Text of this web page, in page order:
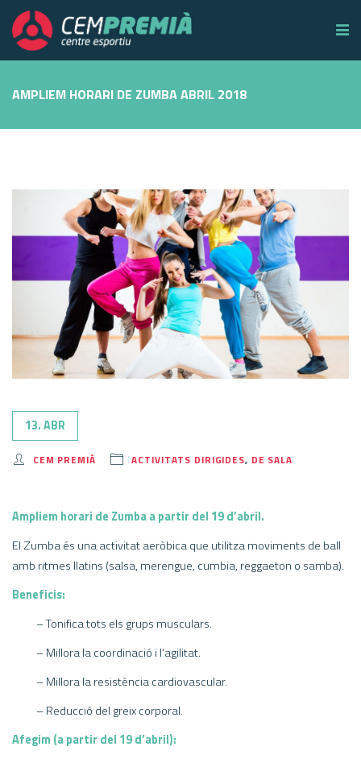
AMPLIEM HORARI DE ZUMBA ABRIL 2018
13. ABR
CEM PREMIÀ ACTIVITATS DIRIGIDES, DE SALA
Ampliem horari de Zumba a partir del 19 d’abril.
El Zumba és una activitat aeròbica que utilitza moviments de ball
amb ritmes llatins (salsa, merengue, cumbia, reggaeton o samba).
Beneficis:
– Tonifica tots els grups musculars.
– Millora la coordinació i l’agilitat.
– Millora la resistència cardiovascular.
– Reducció del greix corporal.
Afegim (a partir del 19 d’abril):